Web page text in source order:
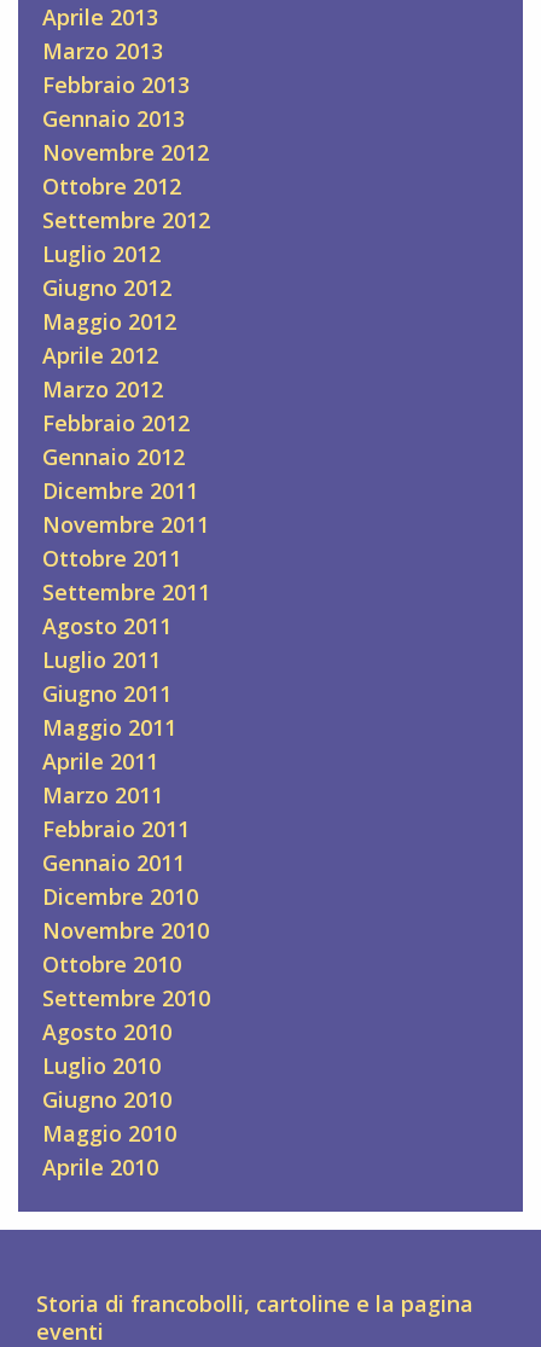
Aprile 2013
Marzo 2013
Febbraio 2013
Gennaio 2013
Novembre 2012
Ottobre 2012
Settembre 2012
Luglio 2012
Giugno 2012
Maggio 2012
Aprile 2012
Marzo 2012
Febbraio 2012
Gennaio 2012
Dicembre 2011
Novembre 2011
Ottobre 2011
Settembre 2011
Agosto 2011
Luglio 2011
Giugno 2011
Maggio 2011
Aprile 2011
Marzo 2011
Febbraio 2011
Gennaio 2011
Dicembre 2010
Novembre 2010
Ottobre 2010
Settembre 2010
Agosto 2010
Luglio 2010
Giugno 2010
Maggio 2010
Aprile 2010
Storia di francobolli, cartoline e la pagina
eventi